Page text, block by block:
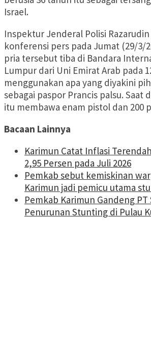
Israel.
Inspektur Jenderal Polisi
konferensi pers pada Jumat (29/3/
pria tersebut tiba di Bandara
Lumpur dari Uni Emirat Arab pada
menggunakan apa yang diyakini
sebagai paspor Prancis palsu. Saat
itu membawa enam pistol dan 200
Bacaan Lainnya
Karimun Catat Inflasi
2,95 Persen pada Juli 2026
Pemkab sebut kemiskinan
Karimun jadi pemicu utama
Pemkab Karimun Gandeng PT
Penurunan Stunting di Pulau